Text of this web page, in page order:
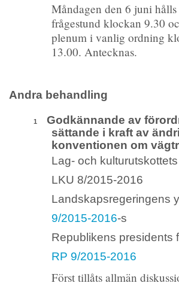
Måndagen den 6 juni hålls
frågestund klockan 9.30
plenum i vanlig ordning
13.00. Antecknas.
Andra behandling
1
Godkännande av
sättande i kraft av
konventionen om
Lag- och
LKU 8/2015-2016
Landskapsregeringens
9/2015-2016-s
Republikens presidents
RP 9/2015-2016
Först tillåts allmän